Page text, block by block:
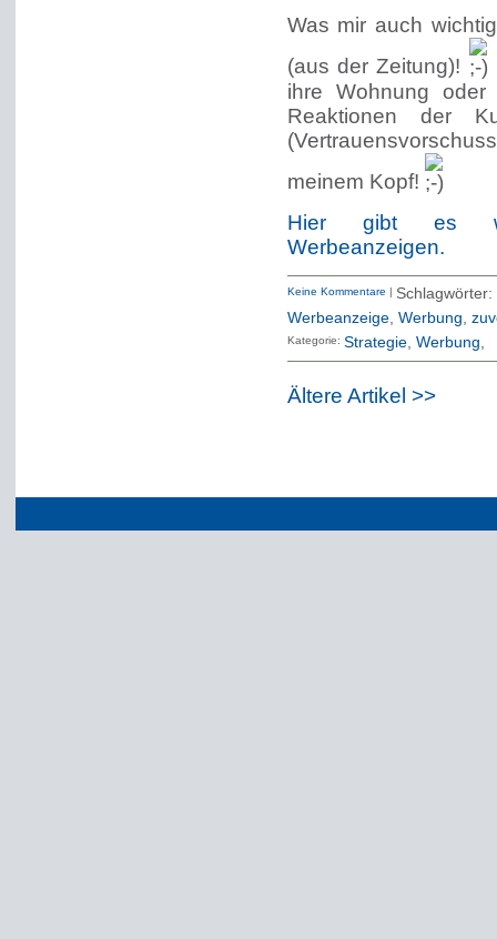
Was mir auch
(aus der Zeitung)!
ihre Wohnung
Reaktionen der
meinem Kopf!
Hier gibt es
Werbeanzeigen.
Keine Kommentare |
Werbeanzeige, Werbung,
Kategorie: Strategie Werbung
Ältere Artikel >>